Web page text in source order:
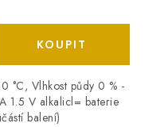
°C, Vlhkost půdy 0 % -
1.5 V alkalicl= baterie
balení)